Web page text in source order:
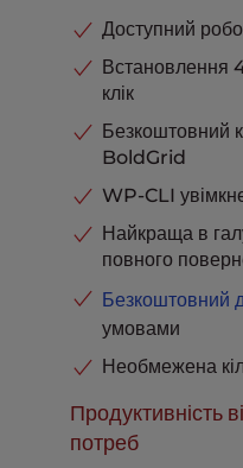
Готовність до
комерції
Підтримка на
Припарковані домени
PostgreSQL
Зберігання електронних
папці "Вхідні
ОПЕРАТИВНА ПАМ'ЯТЬ
Перенесення сайту без
UltraStack
продуктивність
Готовність до
комерції
Підтримка на
Розширене кешування
Припарковані домени
Бази даних MySQL та
PostgreSQL
Зберігання електронних
Доступний
Встановлення
клік
Безкоштовний
BoldGrid
WP-CLI
Найкраща в
повного
Безкоштовний
умовами
Необмежена
Продуктивність
потреб